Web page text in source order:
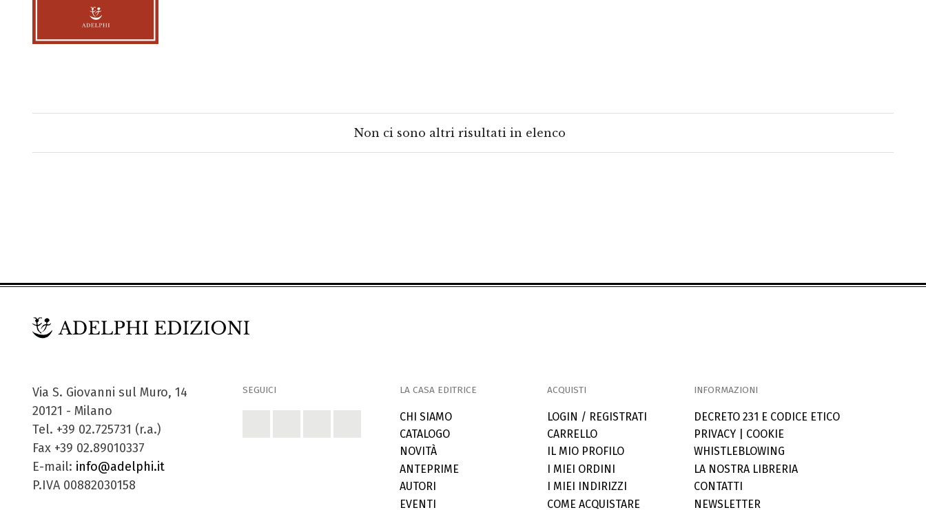
Non ci sono altri risultati in elenco
Via S. Giovanni sul Muro, 14
20121 - Milano
Tel. +39 02.725731 (r.a.)
Fax +39 02.89010337
E-mail: info@adelphi.it
P.IVA 00882030158
SEGUICI LA CASA EDITRICE
CHI SIAMO
CATALOGO
NOVITÀ
ANTEPRIME
AUTORI
EVENTI
ACQUISTI
LOGIN / REGISTRATI
CARRELLO
IL MIO PROFILO
I MIEI ORDINI
I MIEI INDIRIZZI
COME ACQUISTARE
INFORMAZIONI
DECRETO 231 E CODICE ETICO
PRIVACY| COOKIE
WHISTLEBLOWING
LA NOSTRA LIBRERIA
CONTATTI
NEWSLETTER